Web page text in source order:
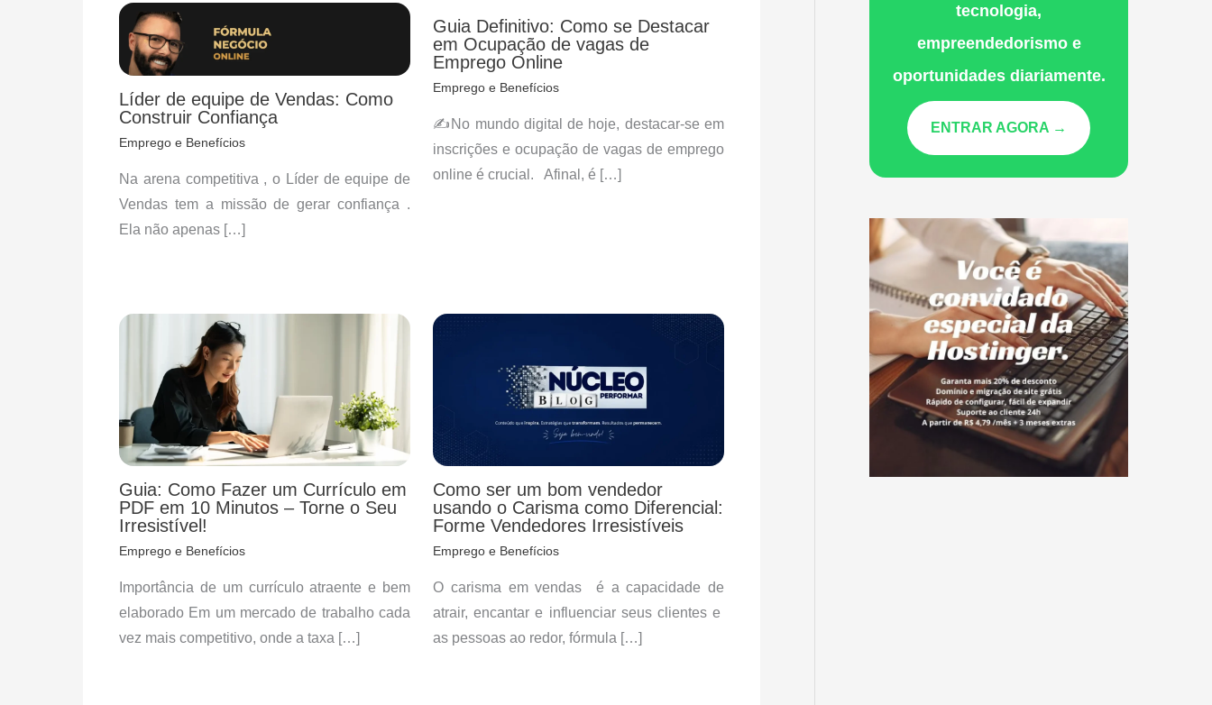
Líder de equipe de Vendas: Como
Construir Confiança
Emprego e Benefícios
Na arena competitiva , o Líder de equipe de
Vendas tem a missão de gerar confiança .
Ela não apenas […]
Guia Definitivo: Como se Destacar
em Ocupação de vagas de
Emprego Online
Emprego e Benefícios
✍No mundo digital de hoje, destacar-se em
inscrições e ocupação de vagas de emprego
online é crucial. Afinal, é […]
Guia: Como Fazer um Currículo em
PDF em 10 Minutos – Torne o Seu
Irresistível!
Emprego e Benefícios
​Importância de um currículo atraente e bem
elaborado Em um mercado de trabalho cada
vez mais competitivo, onde a taxa […]
Como ser um bom vendedor
usando o Carisma como Diferencial:
Forme Vendedores Irresistíveis
Emprego e Benefícios
O carisma em vendas é a capacidade de
atrair, encantar e influenciar seus clientes e
as pessoas ao redor, fórmula […]
tecnologia,
empreendedorismo e
oportunidades diariamente.
ENTRAR AGORA →